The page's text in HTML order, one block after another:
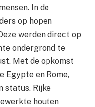
In de
op hopen
werden direct op
ondergrond te
Met de opkomst
Egypte en Rome,
status. Rijke
houten